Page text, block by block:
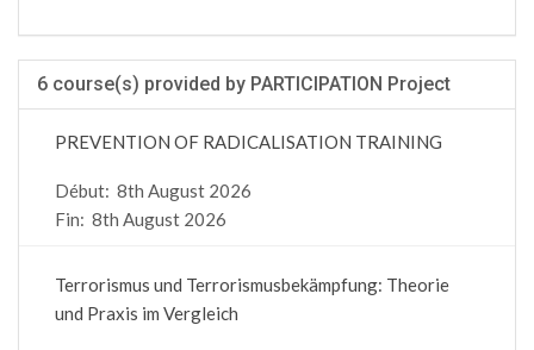
6 course(s) provided by PARTICIPATION Project
PREVENTION OF RADICALISATION TRAINING
Début: 8th August 2026
Fin: 8th August 2026
Terrorismus und Terrorismusbekämpfung: Theorie
und Praxis im Vergleich